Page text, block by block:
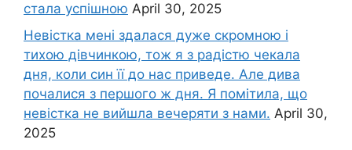
стала успішною April 30, 2025
Невістка мені здалася дуже скромною і
тихою дівчинкою, тож я з радістю чекала
дня, коли син її до нас приведе. Але дива
почалися з першого ж дня. Я помітила, що
невістка не вийшла вечеряти з нами. April 30,
2025